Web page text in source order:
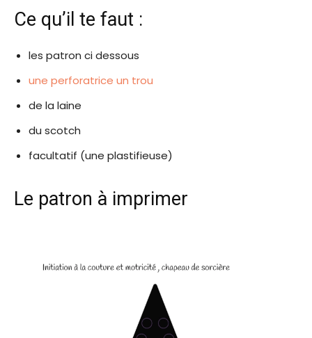
Ce qu’il te faut :
les patron ci dessous
une perforatrice un trou
de la laine
du scotch
facultatif (une plastifieuse)
Le patron à imprimer